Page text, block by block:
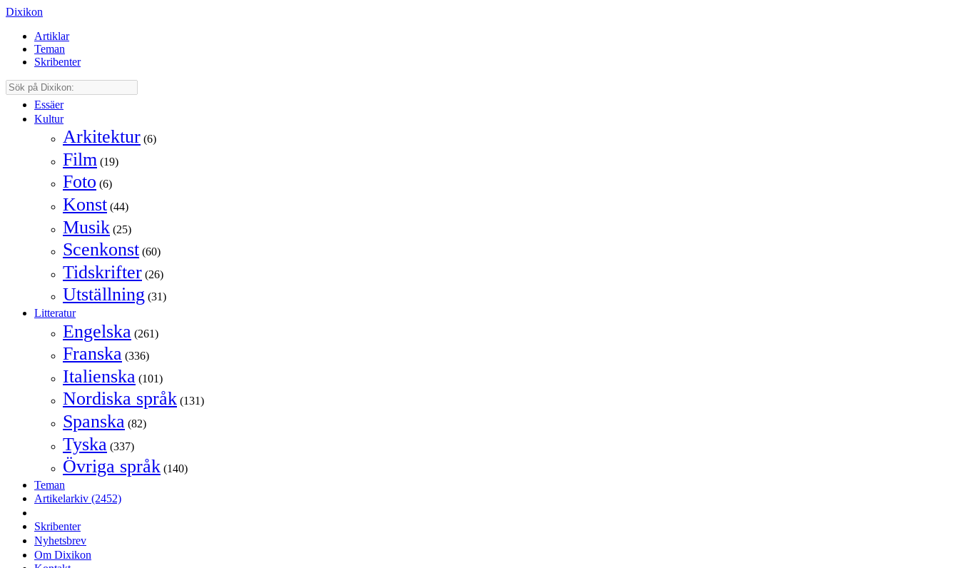
Dixikon
Artiklar
Teman
Skribenter
Essäer
Kultur
Arkitektur (6)
Film (19)
Foto (6)
Konst (44)
Musik (25)
Scenkonst (60)
Tidskrifter (26)
Utställning (31)
Litteratur
Engelska (261)
Franska (336)
Italienska (101)
Nordiska språk (131)
Spanska (82)
Tyska (337)
Övriga språk (140)
Teman
Artikelarkiv (2452)
Skribenter
Nyhetsbrev
Om Dixikon